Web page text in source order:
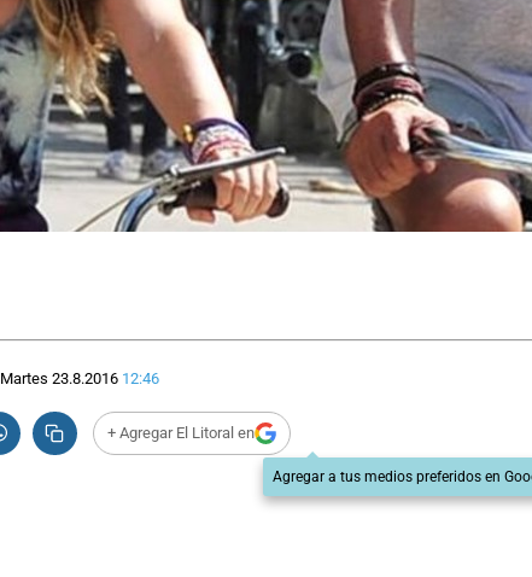
Martes 23.8.2016 12:46
+ Agregar El Litoral en
Agregar a tus medios preferidos en